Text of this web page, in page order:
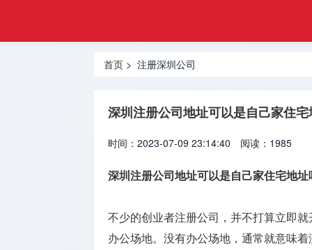
注册
登记
网
公司
公司
注册美国
公司
首页 > 注册深圳公司
深圳注册公司地址可以是自己家住宅
时间：2023-07-09 23:14:40 阅读：1985
深圳注册公司地址可以是自己家住宅地址
不少的创业者注册公司，并不打算立即
办公场地。没有办公场地，通常就意味